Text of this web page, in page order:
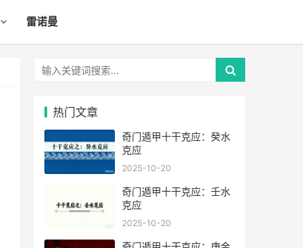
雷诺曼
热门文章
奇门遁甲十干克应：癸水
克应
2025-10-20
奇门遁甲十干克应：壬水
克应
2025-10-20